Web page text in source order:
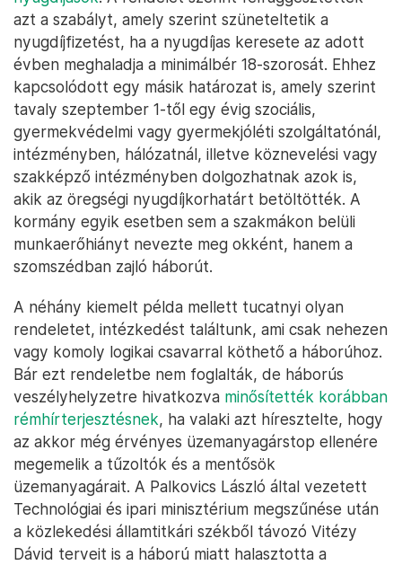
azt a szabályt, amely szerint szüneteltetik a
nyugdíjfizetést, ha a nyugdíjas keresete az adott
évben meghaladja a minimálbér 18-szorosát. Ehhez
kapcsolódott egy másik határozat is, amely szerint
tavaly szeptember 1-től egy évig szociális,
gyermekvédelmi vagy gyermekjóléti szolgáltatónál,
intézményben, hálózatnál, illetve köznevelési vagy
szakképző intézményben dolgozhatnak azok is,
akik az öregségi nyugdíjkorhatárt betöltötték. A
kormány egyik esetben sem a szakmákon belüli
munkaerőhiányt nevezte meg okként, hanem a
szomszédban zajló háborút.
A néhány kiemelt példa mellett tucatnyi olyan
rendeletet, intézkedést találtunk, ami csak nehezen
vagy komoly logikai csavarral köthető a háborúhoz.
Bár ezt rendeletbe nem foglalták, de háborús
veszélyhelyzetre hivatkozva minősítették korábban
rémhírterjesztésnek, ha valaki azt híresztelte, hogy
az akkor még érvényes üzemanyagárstop ellenére
megemelik a tűzoltók és a mentősök
üzemanyagárait. A Palkovics László által vezetett
Technológiai és ipari minisztérium megszűnése után
a közlekedési államtitkári székből távozó Vitézy
Dávid terveit is a háború miatt halasztotta a